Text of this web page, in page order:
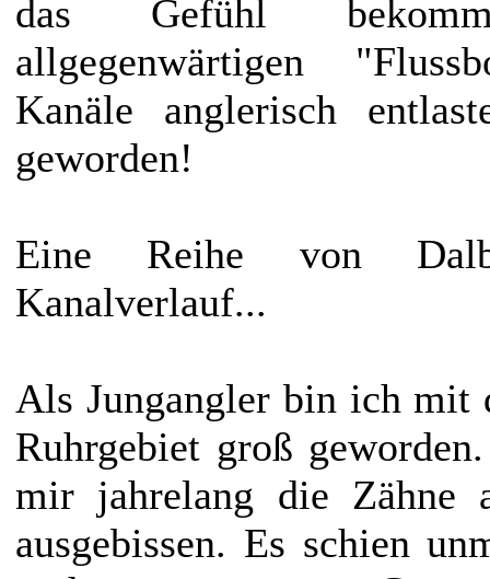
das Gefühl
allgegenwärtigen
Kanäle anglerisch
geworden!
Eine Reihe von
Kanalverlauf...
Als Jungangler bin ich mit
Ruhrgebiet groß
mir jahrelang die Zähne
ausgebissen. Es schien